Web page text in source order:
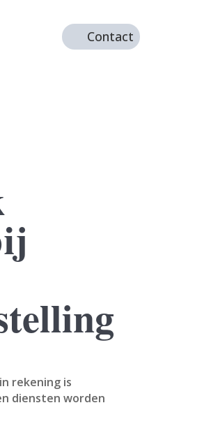
Contact
rekening is
diensten worden